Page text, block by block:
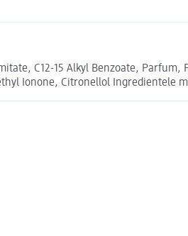
C12-15 Alkyl Benzoate,
Ionone, Citronellol Ingredientele